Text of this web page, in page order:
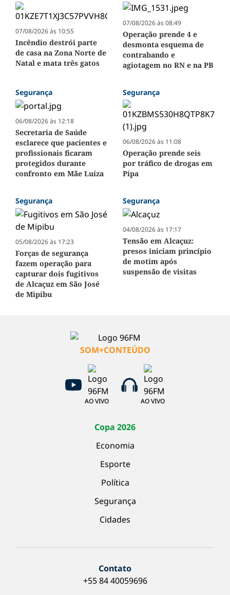
07/08/2026 às 10:55
Incêndio destrói parte
de casa na Zona Norte de
Natal e mata três gatos
07/08/2026 às 08:49
Operação prende 4 e
desmonta esquema de
contrabando e
agiotagem no RN e na PB
Segurança
06/08/2026 às 12:18
Secretaria de Saúde
esclarece que pacientes e
profissionais ficaram
protegidos durante
confronto em Mãe Luíza
Segurança
06/08/2026 às 11:08
Operação prende seis
por tráfico de drogas em
Pipa
Segurança
05/08/2026 às 17:23
Forças de segurança
fazem operação para
capturar dois fugitivos
de Alcaçuz em São José
de Mipibu
Segurança
04/08/2026 às 17:17
Tensão em Alcaçuz:
presos iniciam princípio
de motim após
suspensão de visitas
SOM+CONTEÚDO
AO VIVO AO VIVO
Copa 2026
Economia
Esporte
Política
Segurança
Cidades
Contato
+55 84 40059696